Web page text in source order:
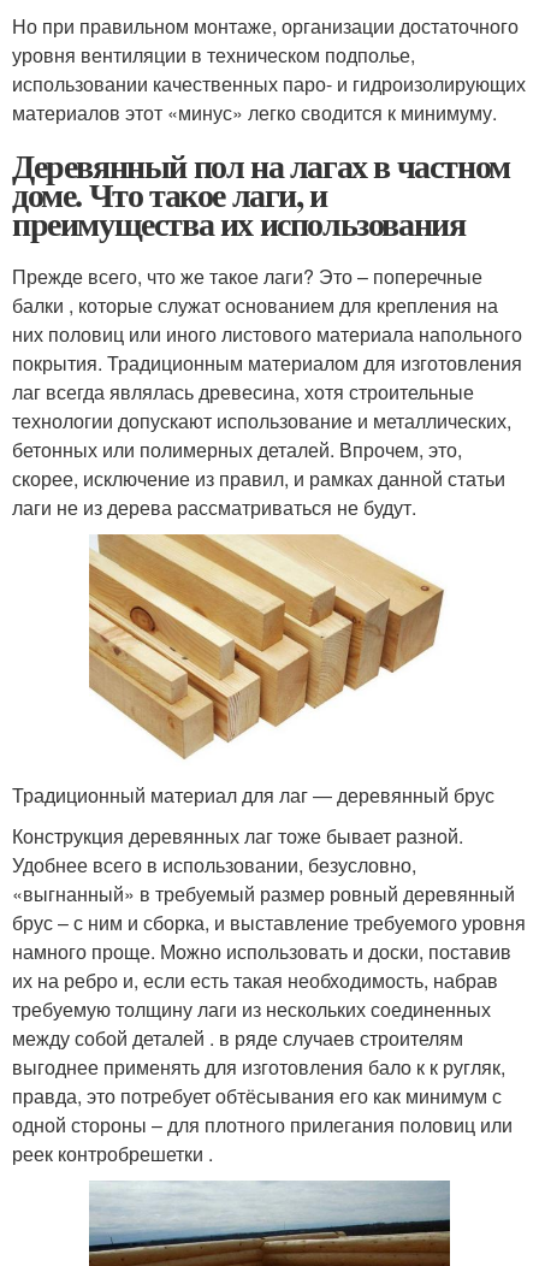
Но при правильном монтаже, организации достаточного
уровня вентиляции в техническом подполье,
использовании качественных паро- и гидроизолирующих
материалов этот «минус» легко сводится к минимуму.
Деревянный пол на лагах в частном
доме. Что такое лаги, и
преимущества их использования
Прежде всего, что же такое лаги? Это – поперечные
балки , которые служат основанием для крепления на
них половиц или иного листового материала напольного
покрытия. Традиционным материалом для изготовления
лаг всегда являлась древесина, хотя строительные
технологии допускают использование и металлических,
бетонных или полимерных деталей. Впрочем, это,
скорее, исключение из правил, и рамках данной статьи
лаги не из дерева рассматриваться не будут.
Традиционный материал для лаг — деревянный брус
Конструкция деревянных лаг тоже бывает разной.
Удобнее всего в использовании, безусловно,
«выгнанный» в требуемый размер ровный деревянный
брус – с ним и сборка, и выставление требуемого уровня
намного проще. Можно использовать и доски, поставив
их на ребро и, если есть такая необходимость, набрав
требуемую толщину лаги из нескольких соединенных
между собой деталей . в ряде случаев строителям
выгоднее применять для изготовления бало к к ругляк,
правда, это потребует обтёсывания его как минимум с
одной стороны – для плотного прилегания половиц или
реек контробрешетки .